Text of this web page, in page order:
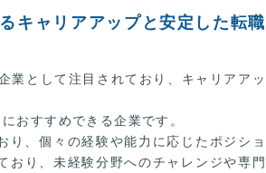
キャリアアップと安定した転職
業として注目されており、キャリアアッ
おすすめできる企業です。
、個々の経験や能力に応じたポジショ
おり、未経験分野へのチャレンジや専門